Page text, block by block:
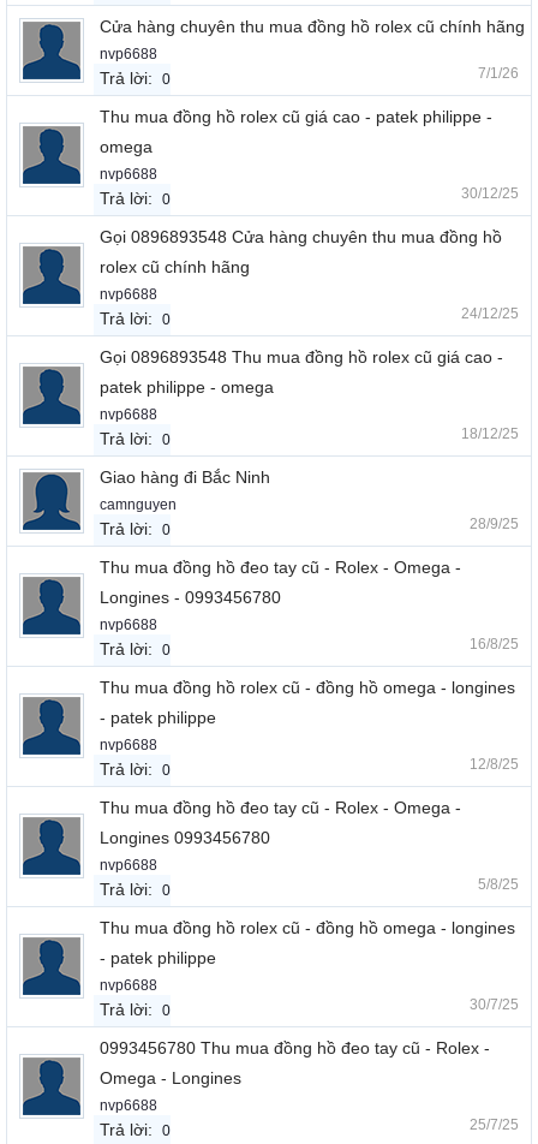
Cửa hàng chuyên thu mua đồng hồ rolex cũ chính hãng
nvp6688
Trả lời: 0 7/1/26
Thu mua đồng hồ rolex cũ giá cao - patek philippe -
omega
nvp6688
Trả lời: 0 30/12/25
Gọi 0896893548 Cửa hàng chuyên thu mua đồng hồ
rolex cũ chính hãng
nvp6688
Trả lời: 0 24/12/25
Gọi 0896893548 Thu mua đồng hồ rolex cũ giá cao -
patek philippe - omega
nvp6688
Trả lời: 0 18/12/25
Giao hàng đi Bắc Ninh
camnguyen
Trả lời: 0 28/9/25
Thu mua đồng hồ đeo tay cũ - Rolex - Omega -
Longines - 0993456780
nvp6688
Trả lời: 0 16/8/25
Thu mua đồng hồ rolex cũ - đồng hồ omega - longines
- patek philippe
nvp6688
Trả lời: 0 12/8/25
Thu mua đồng hồ đeo tay cũ - Rolex - Omega -
Longines 0993456780
nvp6688
Trả lời: 0 5/8/25
Thu mua đồng hồ rolex cũ - đồng hồ omega - longines
- patek philippe
nvp6688
Trả lời: 0 30/7/25
0993456780 Thu mua đồng hồ đeo tay cũ - Rolex -
Omega - Longines
nvp6688
Trả lời: 0 25/7/25